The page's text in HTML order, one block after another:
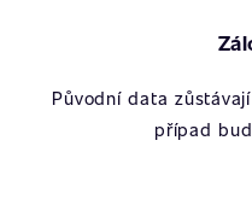
Původní data
případ